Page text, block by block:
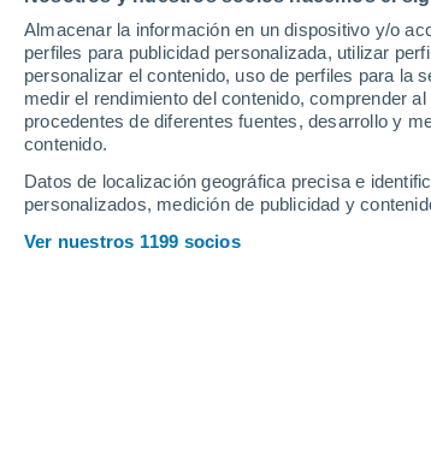
Almacenar la información en un dispositivo y/o
perfiles para publicidad personalizada, utilizar
personalizar el contenido, uso de perfiles para la
medir el rendimiento del contenido, comprender
procedentes de diferentes fuentes, desarrollo y
contenido.
Datos de localización geográfica precisa e
personalizados, medición de publicidad y
Ver nuestros 1199 socios